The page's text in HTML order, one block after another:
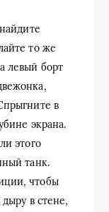
то же
левый борт
в
экрана.
этого
танк.
чтобы
в стене,